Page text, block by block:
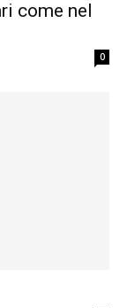
come nel
0